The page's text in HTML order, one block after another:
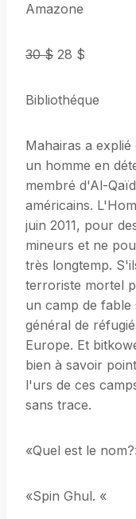
Amazone
30 $ 28 $
Bibliothéque
Mahairas a
un homme en
membré d'Al-
américains.
juin 2011, pour
mineurs et ne
très longtemp.
terroriste mortel
un camp de
général de
Europe. Et
bien à savoir
l'urs de ces
sans trace.
«Quel est le
«Spin Ghul. «